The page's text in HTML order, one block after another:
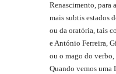
Renascimento, para
mais subtis estados
ou da oratória, tais
e António Ferreira,
ou o mago do
Quando vemos uma